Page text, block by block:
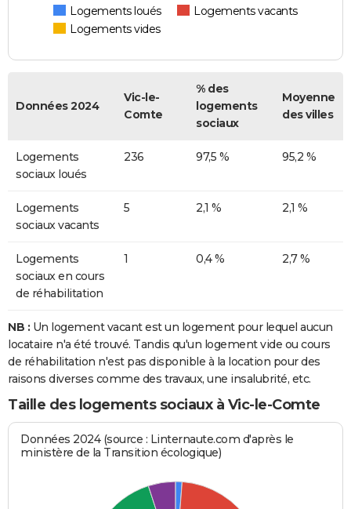
Logements loués
Logements vacants
Logements vides
Données 2024
Vic-le-
Comte
% des
logements
sociaux
Moyenne
des villes
Logements
sociaux loués
236 97,5 % 95,2 %
Logements
sociaux vacants
5 2,1 % 2,1 %
Logements
sociaux en cours
de réhabilitation
1 0,4 % 2,7 %
NB : Un logement vacant est un logement pour lequel aucun
locataire n'a été trouvé. Tandis qu'un logement vide ou cours
de réhabilitation n'est pas disponible à la location pour des
raisons diverses comme des travaux, une insalubrité, etc.
Taille des logements sociaux à Vic-le-Comte
Données 2024 (source : Linternaute.com d'après le
ministère de la Transition écologique)